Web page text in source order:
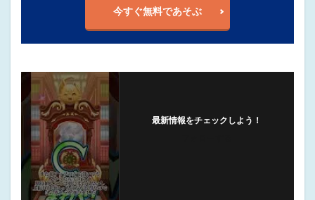
今すぐ無料であそぶ
最新情報をチェックしよう！